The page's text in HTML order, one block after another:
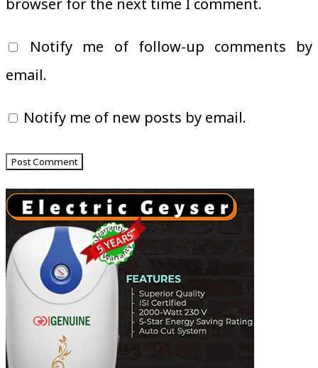
Notify me of follow-up comments by
email.
Notify me of new posts by email.